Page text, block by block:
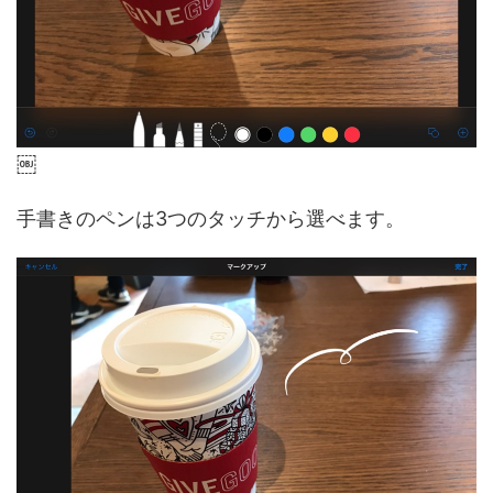
￼
手書きのペンは3つのタッチから選べます。